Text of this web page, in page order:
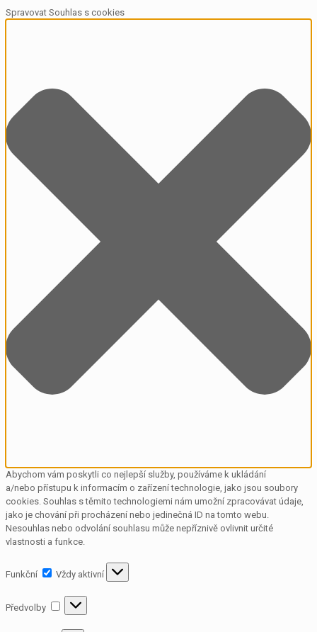
Spravovat Souhlas s cookies
Abychom vám poskytli co nejlepší služby, používáme k ukládání
a/nebo přístupu k informacím o zařízení technologie, jako jsou soubory
cookies. Souhlas s těmito technologiemi nám umožní zpracovávat údaje,
jako je chování při procházení nebo jedinečná ID na tomto webu.
Nesouhlas nebo odvolání souhlasu může nepříznivě ovlivnit určité
vlastnosti a funkce.
Funkční
Funkční
Vždy aktivní
Předvolby
Předvolby